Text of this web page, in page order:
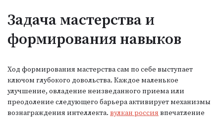
Задача мастерства и
формирования навыков
Ход формирования мастерства сам по себе выступает
ключом глубокого довольства. Каждое маленькое
улучшение, овладение неизведанного приема или
преодоление следующего барьера активирует механизмы
вознаграждения интеллекта. вулкан россия впечатление